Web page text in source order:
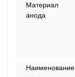
Материал
анода
Наименование